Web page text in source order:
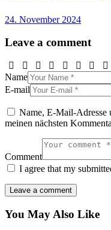
24. November 2024
Leave a comment
Name
E-mail
Name, E-Mail-Adresse
meinen nächsten
Comment
I agree that my
You May Also Like